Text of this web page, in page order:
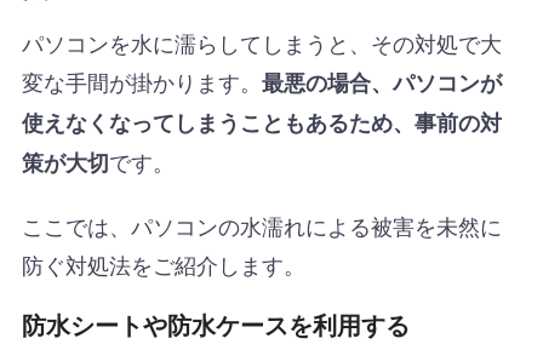
パソコンを水に濡らしてしまうと、その対処で大
変な手間が掛かります。 最悪の場合、パソコンが
使えなくなってしまうこともあるため、事前の対
策が大切です。
ここでは、パソコンの水濡れによる被害を未然に
防ぐ対処法をご紹介します。
防水シートや防水ケースを利用する